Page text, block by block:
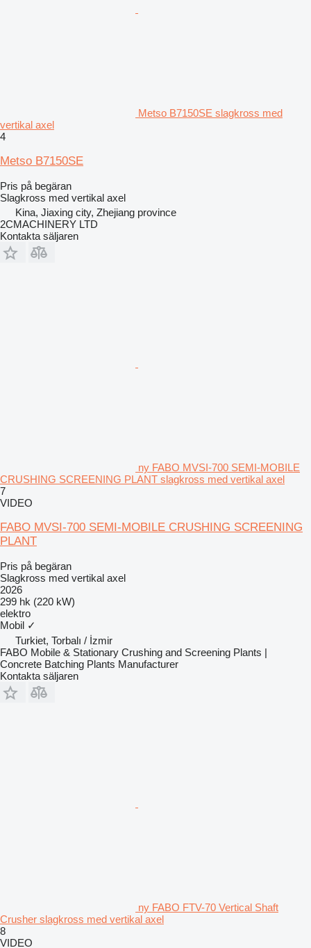
Metso B7150SE slagkross med
vertikal axel
4
Metso B7150SE
Pris på begäran
Slagkross med vertikal axel
Kina, Jiaxing city, Zhejiang province
2CMACHINERY LTD
Kontakta säljaren
ny FABO MVSI-700 SEMI-MOBILE
CRUSHING SCREENING PLANT slagkross med vertikal axel
7
VIDEO
FABO MVSI-700 SEMI-MOBILE CRUSHING SCREENING
PLANT
Pris på begäran
Slagkross med vertikal axel
2026
299 hk (220 kW)
elektro
Mobil ✓
Turkiet, Torbalı / İzmir
FABO Mobile & Stationary Crushing and Screening Plants |
Concrete Batching Plants Manufacturer
Kontakta säljaren
ny FABO FTV-70 Vertical Shaft
Crusher slagkross med vertikal axel
8
VIDEO